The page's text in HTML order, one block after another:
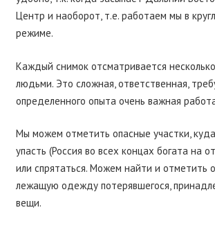
Центр и наоборот, т.е. работаем мы в
режиме.
Каждый снимок отсматривается
людьми. Это сложная, ответственная,
определенного опыта очень важная
Мы можем отметить опасные участки,
упасть (Россия во всех концах богата на
или спрятаться. Можем найти и отметить
лежащую одежду потерявшегося,
вещи.